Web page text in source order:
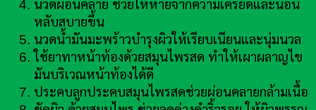
นวดผ่อนคลาย ช่วยให้หายจากความเครียดและนอน
หลับสบายขึ้น
นวดน้ำมันมะพร้าวบำรุงผิวให้เรียบเนียนและนุ่มนวล
ใช้ยาทาหน้าท้องด้วยสมุนไพรสด ทำให้เผาผลาญไข
มันบริเวณหน้าท้องได้ดี
ประคบลูกประคบสมุนไพรสดช่วยผ่อนคลายกล้ามเนื้อ